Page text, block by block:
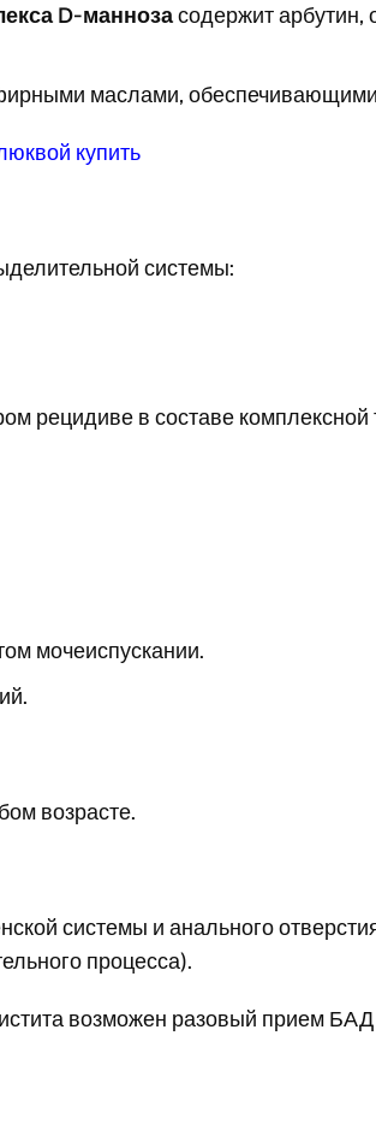
D-маннозасодержит
маслами,
системы:
рецидиве в составе комплексной
мочеиспускании.
возрасте.
системы и анального
процесса).
возможен разовый прием